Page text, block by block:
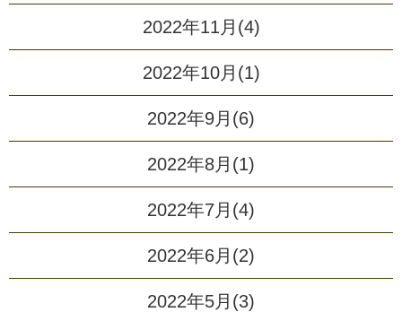
2022年11月(4)
2022年10月(1)
2022年9月(6)
2022年8月(1)
2022年7月(4)
2022年6月(2)
2022年5月(3)